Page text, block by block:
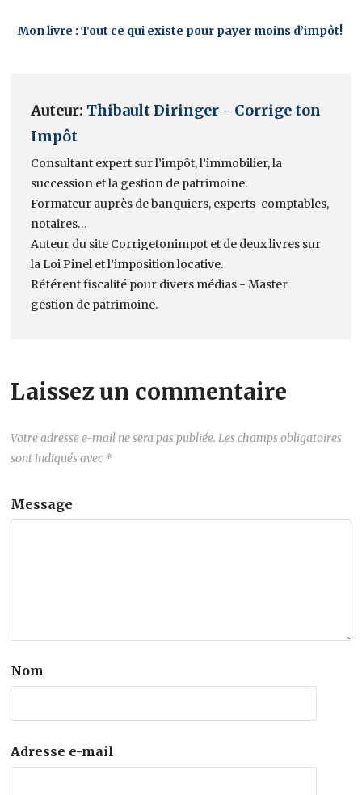
Mon livre : Tout ce qui existe pour payer moins d’impôt!
Auteur: Thibault Diringer - Corrige ton
Impôt
Consultant expert sur l’impôt, l’immobilier, la
succession et la gestion de patrimoine.
Formateur auprès de banquiers, experts-comptables,
notaires…
Auteur du site Corrigetonimpot et de deux livres sur
la Loi Pinel et l’imposition locative.
Référent fiscalité pour divers médias - Master
gestion de patrimoine.
Laissez un commentaire
Votre adresse e-mail ne sera pas publiée. Les champs obligatoires
sont indiqués avec *
Message
Nom
Adresse e-mail